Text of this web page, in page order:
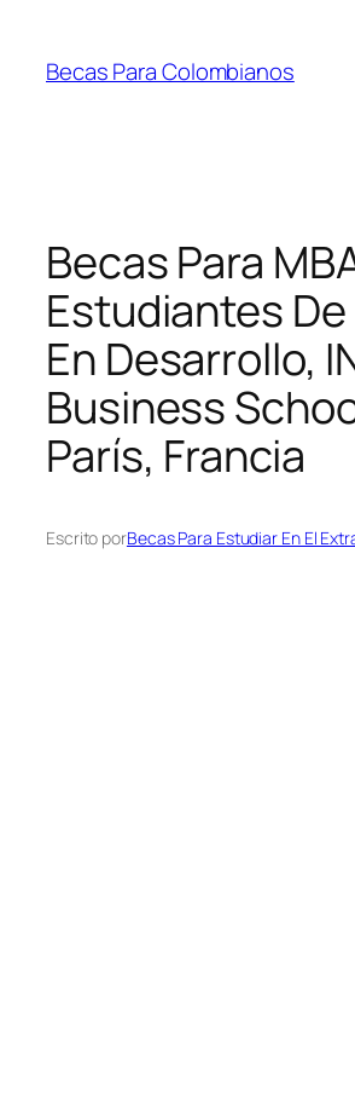
contenido
Becas Para Colombianos
Becas Para
Estudiantes
En Desarrollo,
Business
París, Francia
Escrito porBecas Para Estudiar En El